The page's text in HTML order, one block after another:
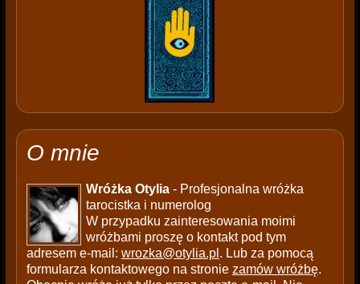
O mnie
Wróżka Otylia- Profesjonalna wróżka
tarocistka i numerolog
W przypadku zainteresowania moimi
wróżbami proszę o kontakt pod tym
adresem e-mail: wrozka@otylia.pl . Lub za pomocą
formularza kontaktowego na stronie zamów wróżbę.